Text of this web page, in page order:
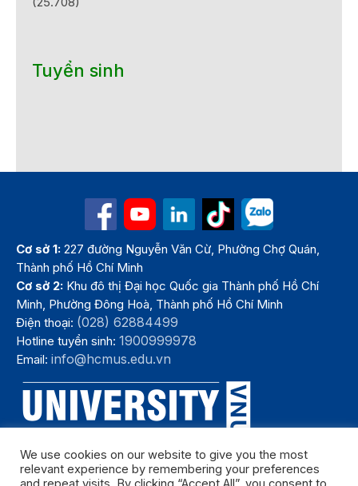
Tuyển sinh
Cơ sở 1: 227 đường Nguyễn Văn Cừ, Phường Chợ Quán,
Thành phố Hồ Chí Minh
Cơ sở 2: Khu đô thị Đại học Quốc gia Thành phố Hồ Chí
Minh, Phường Đông Hoà, Thành phố Hồ Chí Minh
Điện thoại: (028) 62884499
Hotline tuyển sinh:1900999978
Email:info@hcmus.edu.vn
We use cookies on our website to give you the most
relevant experience by remembering your preferences